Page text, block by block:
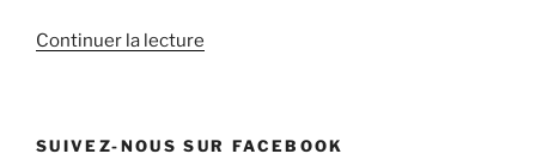
Continuer la lecture
de
SUIVEZ-NOUS SUR FACEBOOK